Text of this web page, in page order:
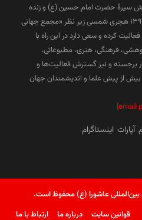
سیرۀ حضرت امام حسین (ع) و زنده
نگه داشتن فرهنگ عاشورا از سال ۱۳۹۳ هجری شمسی زیر نظر «مجمع جهانی
کرده و سعی دارد در این راه با
فرهنگی، هنری، مطبوعاتی،
برجسته و نیز گسترش فعالیت‌ها و
از پیش علما و اندیشمندان جهان
آپارات اینستاگرام
بین‌المللی عاشورا (ع) محفوظ است.
قوانین سایت
درباره ما ارتباط با ما